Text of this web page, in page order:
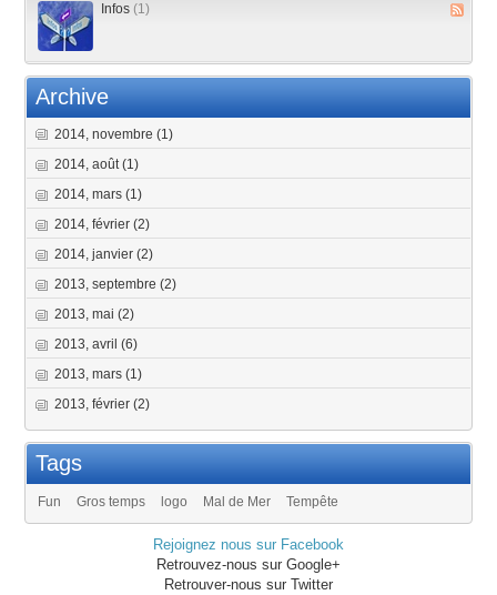
Infos (1)
Archive
2014, novembre(1)
2014, août(1)
2014, mars(1)
2014, février(2)
2014, janvier(2)
2013, septembre(2)
2013, mai(2)
2013, avril(6)
2013, mars(1)
2013, février(2)
Tags
Fun Gros temps logo Mal de Mer Tempête
Rejoignez nous sur Facebook
Retrouvez-nous sur Google+
Retrouver-nous sur Twitter